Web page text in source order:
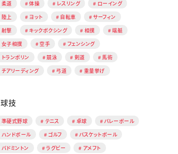
柔道
体操 レスリング
ローイング
陸上
ヨット 自転車
サーフィン
射撃
キックボクシング 相撲
端艇
女子相撲
空手
フェンシング
トランポリン
競泳 剣道
馬術
チアリーディング
弓道 重量挙げ
球技
準硬式野球 テニス 卓球
バレーボール
ハンドボール
ゴルフ
バスケットボール
バドミントン
ラグビー
アメフト